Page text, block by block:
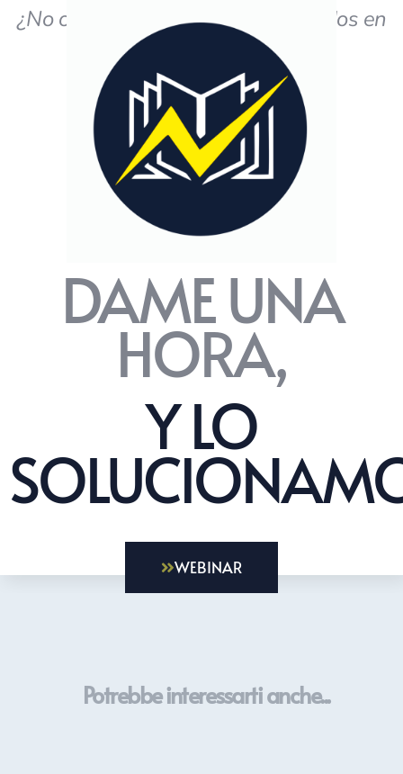
¿No obtiene los resultados deseados en
el estudio?
DAME UNA
HORA,
Y LO
WEBINAR
Potrebbe interessarti anche...